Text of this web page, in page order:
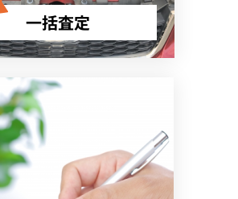
一括査定